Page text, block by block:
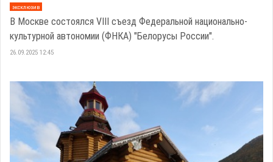
эксклюзив
В Москве состоялся VIII съезд Федеральной национально-
культурной автономии (ФНКА) "Белорусы России".
26.09.2025 12:45